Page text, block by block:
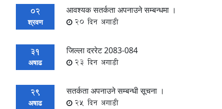
02
श्रवण
आवश्यक सतर्कता अपनाउने सम्बन्धमा ।
20 दिन अगाडी
31
अषाढ
जिल्ला दररेट 2083-084
23 दिन अगाडी
29
अषाढ
सतर्कता अपनाउने सम्बन्धी सूचना ।
25 दिन अगाडी